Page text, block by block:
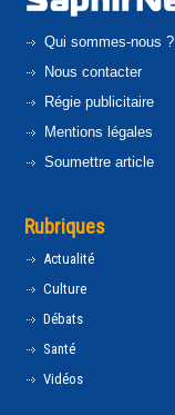
Qui sommes-nous ?
Nous contacter
Régie publicitaire
Mentions légales
Soumettre article
Rubriques
Actualité
Culture
Débats
Santé
Vidéos